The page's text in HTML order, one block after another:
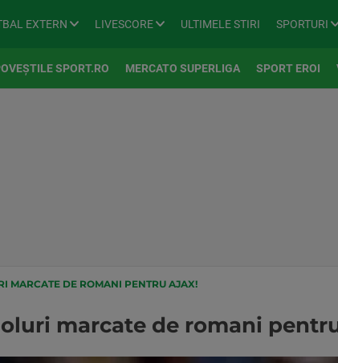
EXTERN LIVESCORE ULTIMELE STIRI SPORTURI
SPORT.RO MERCATO SUPERLIGA SPORT EROI
MARCATE DE ROMANI PENTRU AJAX!
marcate de romani